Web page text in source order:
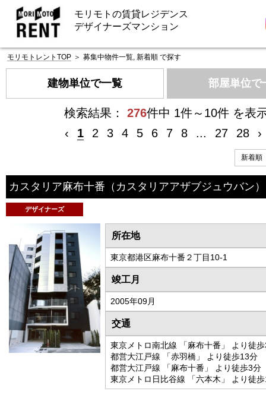
モリモトの賃貸レジデンス
デザイナーズマンション
モリモトレントTOP ＞ 募集中物件一覧, 新着順 で探す
建物単位で一覧 部屋単位で
検索結果： 276件中 1件～10件 を表
‹
1 2 3 4 5 6 7 8 ... 27 28 ›
カスタリア麻布十番 （カスタリアアザブジュウバン）
デザイナーズ
所在地
東京都港区麻布十番２丁目10-1
竣工月
2005年09月
交通
東京メトロ南北線 「麻布十番」 より徒
都営大江戸線 「赤羽橋」 より徒歩13分
都営大江戸線 「麻布十番」 より徒歩3分
東京メトロ日比谷線 「六本木」 より徒